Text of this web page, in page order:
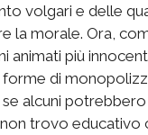
volgari e delle
la morale. Ora,
animati più
di
alcuni
trovo educativo